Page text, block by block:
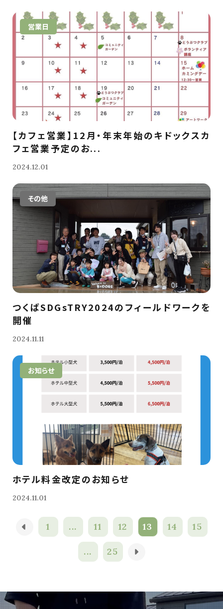
営業日
【カフェ営業】12月・年末年始のキドックスカ
フェ営業予定のお...
2024.12.01
その他
つくばSDGsTRY2024のフィールドワークを
開催
2024.11.11
お知らせ
ホテル料金改定のお知らせ
2024.11.01
1 ... 11 12 13 14 15
... 25